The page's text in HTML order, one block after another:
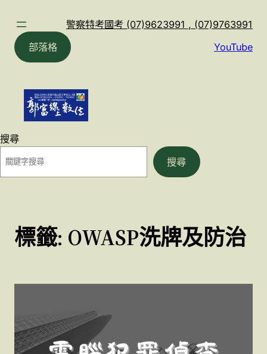
警察特考國考 (07)9623991 , (07)9763991
部落格
YouTube
搜尋
搜尋
標籤: OWASP洗牌及防治